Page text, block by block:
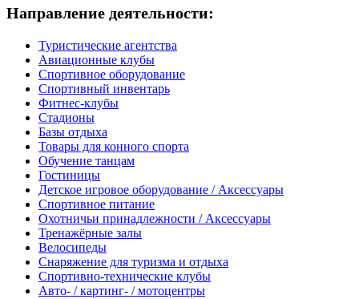
Направление деятельности:
Туристические агентства
Авиационные клубы
Спортивное оборудование
Спортивный инвентарь
Фитнес-клубы
Стадионы
Базы отдыха
Товары для конного спорта
Обучение танцам
Гостиницы
Детское игровое оборудование / Аксессуары
Спортивное питание
Охотничьи принадлежности / Аксессуары
Тренажёрные залы
Велосипеды
Снаряжение для туризма и отдыха
Спортивно-технические клубы
Авто- / картинг- / мотоцентры